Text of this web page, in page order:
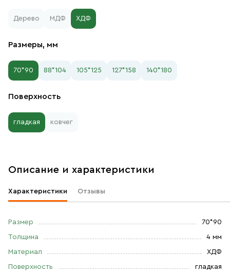
Дерево МДФ ХДФ
Размеры, мм
70*90 88*104 105*125 127*158 140*180
Поверхность
гладкая ковчег
Описание и характеристики
Характеристики Отзывы
Размер 70*90
Толщина 4 мм
Материал ХДФ
Поверхность гладкая